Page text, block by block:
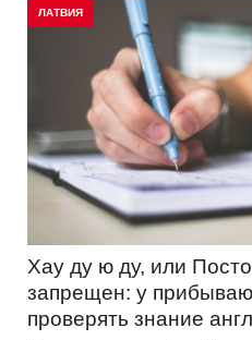
ЛАТВИЯ
Хау ду ю ду, или
запрещен: у
проверять знание